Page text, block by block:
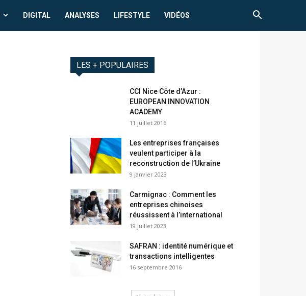
DIGITAL ANALYSES LIFESTYLE VIDÉOS
LES + POPULAIRES
CCI Nice Côte d’Azur :
EUROPEAN INNOVATION
ACADEMY
11 juillet 2016
Les entreprises françaises
veulent participer à la
reconstruction de l’Ukraine
9 janvier 2023
Carmignac : Comment les
entreprises chinoises
réussissent à l’international
19 juillet 2023
SAFRAN : identité numérique et
transactions intelligentes
16 septembre 2016